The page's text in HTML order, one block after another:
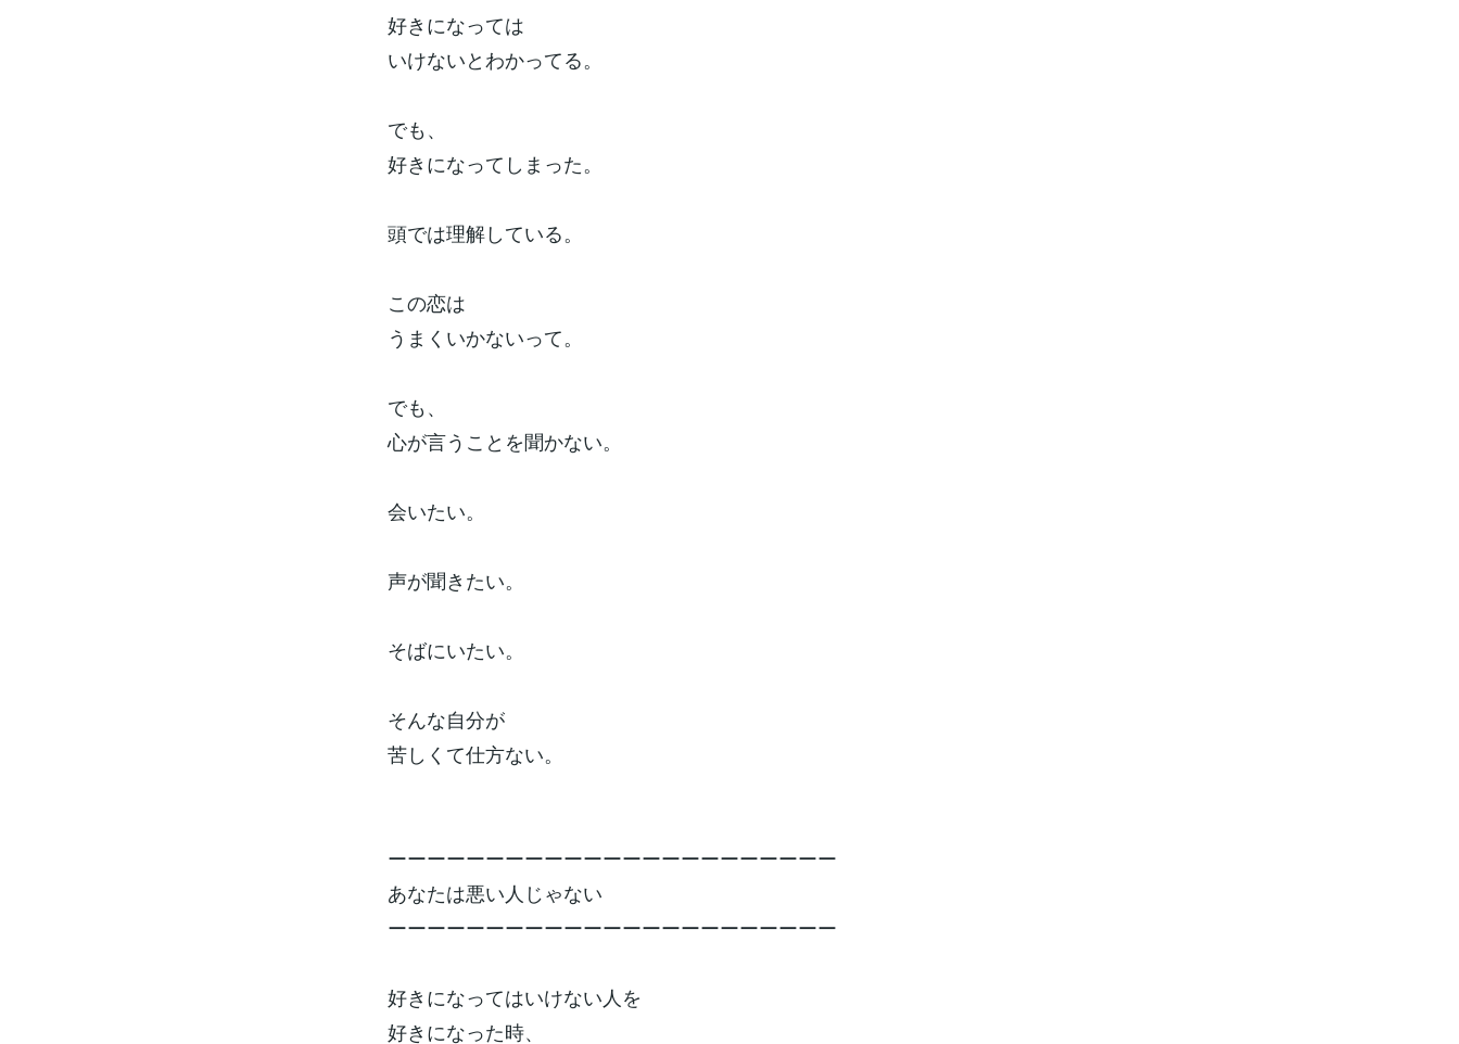
好きになっては
いけないとわかってる。
でも、
好きになってしまった。
頭では理解している。
この恋は
うまくいかないって。
でも、
心が言うことを聞かない。
会いたい。
声が聞きたい。
そばにいたい。
そんな自分が
苦しくて仕方ない。
ーーーーーーーーーーーーーーーーーーーーーーー
あなたは悪い人じゃない
ーーーーーーーーーーーーーーーーーーーーーーー
好きになってはいけない人を
好きになった時、